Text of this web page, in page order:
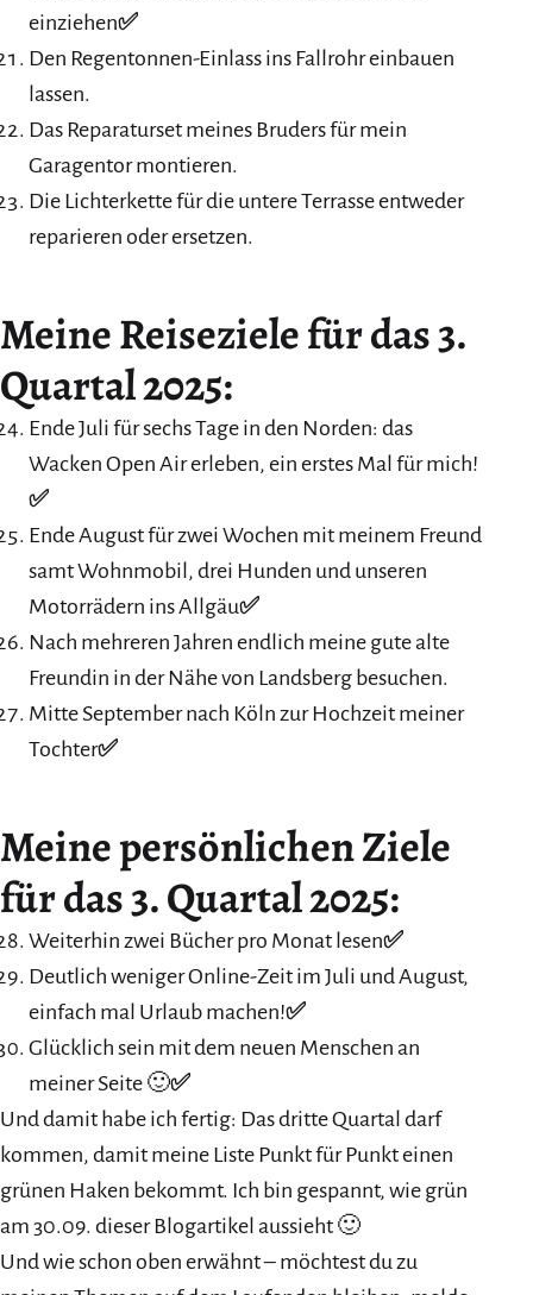
einziehen✅
Den Regentonnen-Einlass ins Fallrohr einbauen
lassen.
Das Reparaturset meines Bruders für mein
Garagentor montieren.
Die Lichterkette für die untere Terrasse entweder
reparieren oder ersetzen.
Meine Reiseziele für das 3.
Quartal 2025:
Ende Juli für sechs Tage in den Norden: das
Wacken Open Air erleben, ein erstes Mal für mich!
✅
Ende August für zwei Wochen mit meinem Freund
samt Wohnmobil, drei Hunden und unseren
Motorrädern ins Allgäu✅
Nach mehreren Jahren endlich meine gute alte
Freundin in der Nähe von Landsberg besuchen.
Mitte September nach Köln zur Hochzeit meiner
Tochter✅
Meine persönlichen Ziele
für das 3. Quartal 2025:
Weiterhin zwei Bücher pro Monat lesen✅
Deutlich weniger Online-Zeit im Juli und August,
einfach mal Urlaub machen!✅
Glücklich sein mit dem neuen Menschen an
meiner Seite 🙂✅
Und damit habe ich fertig: Das dritte Quartal darf
kommen, damit meine Liste Punkt für Punkt einen
grünen Haken bekommt. Ich bin gespannt, wie grün
am 30.09. dieser Blogartikel aussieht 🙂
Und wie schon oben erwähnt – möchtest du zu